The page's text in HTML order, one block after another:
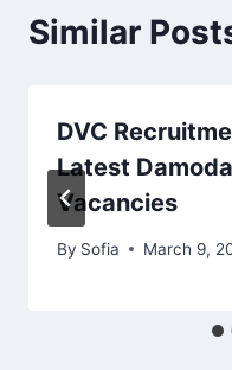
Similar
DVC
Latest
Vacancies
By Sofia March 9,